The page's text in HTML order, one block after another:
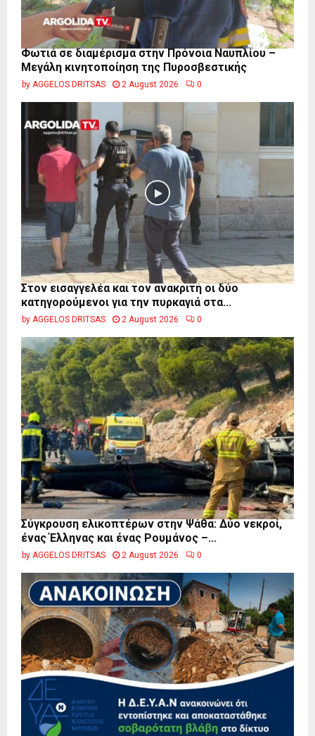
Φωτιά σε διαμέρισμα στην Πρόνοια Ναυπλίου –
Μεγάλη κινητοποίηση της Πυροσβεστικής
by AGGELOS DRITSAS 2 August 2026 0
Στον εισαγγελέα και τον ανακριτή οι δύο
κατηγορούμενοι για την πυρκαγιά στα...
by AGGELOS DRITSAS 2 August 2026 0
Σύγκρουση ελικοπτέρων στην Ψάθα: Δύο νεκροί,
ένας Έλληνας και ένας Ρουμάνος –...
by AGGELOS DRITSAS 2 August 2026 0